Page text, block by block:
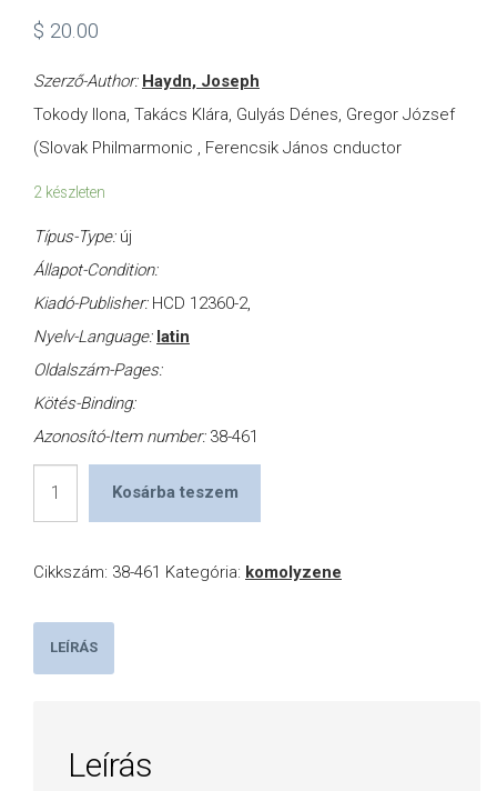
$ 20.00
Szerző-Author: Haydn, Joseph
Tokody Ilona, Takács Klára, Gulyás Dénes, Gregor József
(Slovak Philmarmonic , Ferencsik János cnductor
2 készleten
Típus-Type: új
Állapot-Condition:
Kiadó-Publisher: HCD 12360-2,
Nyelv-Language: latin
Oldalszám-Pages:
Kötés-Binding:
Azonosító-Item number: 38-461
in
flat
major
mennyiség
Kosárba teszem
Cikkszám: 38-461 Kategória: komolyzene
LEÍRÁS
Leírás